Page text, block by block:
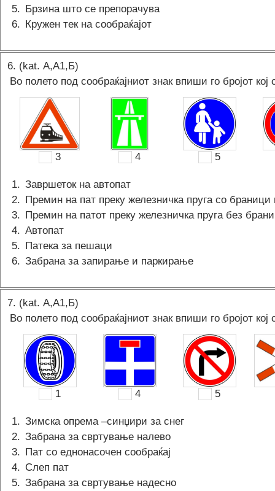
5. Брзина што се препорачува
6. Кружен тек на сообраќајот
6. (kat. А,A1,Б)
Во полето под сообраќајниот знак впиши го бројот
3 4 5
1. Завршеток на автопат
2. Премин на пат преку железничка пруга со
3. Премин на патот преку железничка пруга без
4. Автопат
5. Патека за пешаци
6. Забрана за запирање и паркирање
7. (kat. А,A1,Б)
Во полето под сообраќајниот знак впиши го бројот
1 4 5
1. Зимска опрема –синџири за снег
2. Забрана за свртување налево
3. Пат со еднонасочен сообраќај
4. Слеп пат
5. Забрана за свртување надесно